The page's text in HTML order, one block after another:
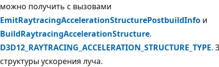
можно получить с вызовами
EmitRaytracingAccelerationStructurePostbuildInfo и
BuildRaytracingAccelerationStructure.
D3D12_RAYTRACING_ACCELERATION_STRUCTURE_TYPE.
структуры ускорения луча.